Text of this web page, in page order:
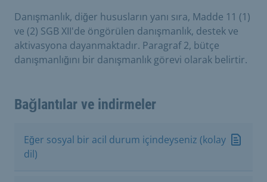
Danışmanlık, diğer hususların yanı sıra, Madde 11 (1)
ve (2) SGB XII'de öngörülen danışmanlık, destek ve
aktivasyona dayanmaktadır. Paragraf 2, bütçe
danışmanlığını bir danışmanlık görevi olarak belirtir.
Bağlantılar ve indirmeler
Eğer sosyal bir acil durum içindeyseniz (kolay
dil)